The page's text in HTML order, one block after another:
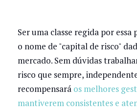
Ser uma classe regida por essa
o nome de "capital de risco"
mercado. Sem dúvidas
risco que sempre,
recompensará os melhores
mantiverem consistentes e